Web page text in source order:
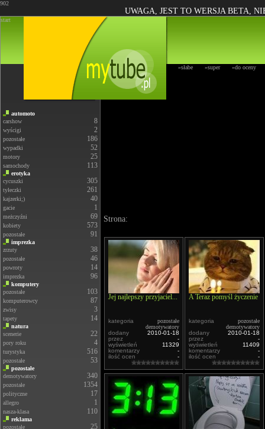
902
UWAGA, JEST TO WERSJA BETA,
start
»słabe »super »do oceny
automoto
carshow
8
wyścigi 2
pozostałe 186
wypadki 52
motory 25
samochody 113
erotyka
cycuszki
305
tyłeczki 261
kajzerki;) 40
gacie 1
meżczyźni 69
kobiety 573
pozostałe 91
imprezka
zrzuty
38
pozostałe 46
powroty 14
imprezka 96
komputery
pozostałe
103
komputerowcy 87
zwisy 3
tapety 14
natura
scenerie
22
pory roku 4
turystyka 516
pozostałe 53
pozostałe
demotywatory
340
pozostałe 1354
polityczne 17
allegro 1
nasza-klasa 110
reklama
pozostałe
25
Strona:
Jej najlepszy przyjaciel...
kategoria
pozostałe
demotywatory
dodany
2010-01-18
przez
-
wyświetleń
11329
komentarzy
-
ilość ocen
-
A Teraz pomyśl życzenie
kategoria
pozostałe
demotywatory
dodany
2010-01-18
przez
-
wyświetleń
11409
komentarzy
-
ilość ocen
-